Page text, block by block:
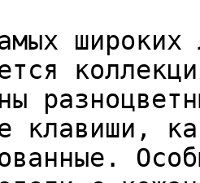
широких
клавиши,